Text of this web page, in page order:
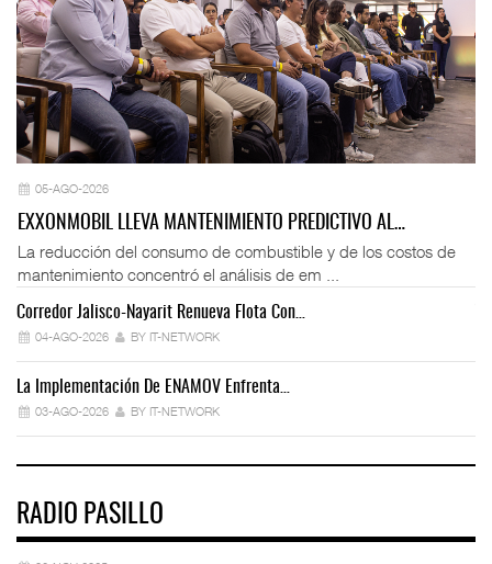
05-AGO-2026
EXXONMOBIL LLEVA MANTENIMIENTO PREDICTIVO AL…
La reducción del consumo de combustible y de los costos de
mantenimiento concentró el análisis de em ...
Corredor Jalisco-Nayarit Renueva Flota Con…
04-AGO-2026 BY IT-NETWORK
La Implementación De ENAMOV Enfrenta…
03-AGO-2026 BY IT-NETWORK
RADIO PASILLO